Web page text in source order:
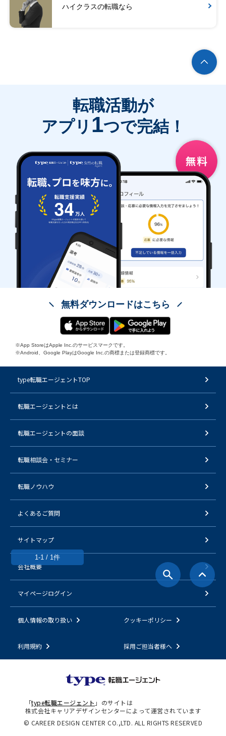
ハイクラスの転職なら
1-1 / 1件
転職活動が
アプリ 1つで完結！
無料ダウンロードはこちら
※App StoreはApple Inc.のサービスマークです。
※Android、Google PlayはGoogle Inc.の商標または登録商標です。
type転職エージェントTOP
転職エージェントとは
転職エージェントの面談
転職相談会・セミナー
転職ノウハウ
よくあるご質問
サイトマップ
会社概要
マイページログイン
個人情報の取り扱い クッキーポリシー
利用規約 採用ご担当者様へ
「type転職エージェント 」のサイトは
株式会社キャリアデザインセンターによって運営されています
© CAREER DESIGN CENTER CO.,LTD. ALL RIGHTS RESERVED